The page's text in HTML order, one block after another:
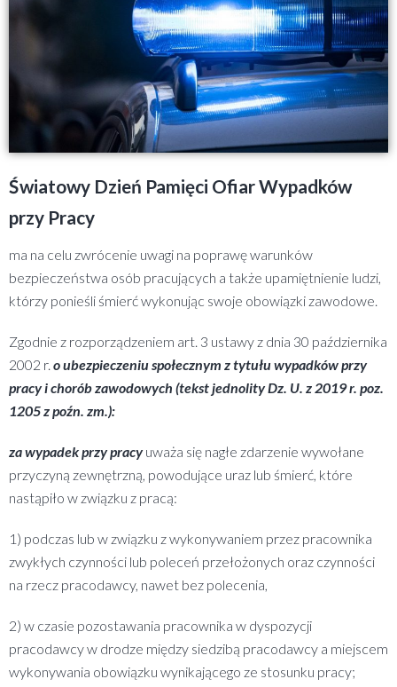
Światowy Dzień Pamięci Ofiar Wypadków
przy Pracy
ma na celu zwrócenie uwagi na poprawę warunków
bezpieczeństwa osób pracujących a także upamiętnienie ludzi,
którzy ponieśli śmierć wykonując swoje obowiązki zawodowe.
Zgodnie z rozporządzeniem art. 3 ustawy z dnia 30 października
2002 r. o ubezpieczeniu społecznym z tytułu wypadków przy
pracy i chorób zawodowych (tekst jednolity Dz. U. z 2019 r. poz.
1205 z poźn. zm.):
za wypadek przy pracyuważa się nagłe zdarzenie wywołane
przyczyną zewnętrzną, powodujące uraz lub śmierć, które
nastąpiło w związku z pracą:
1) podczas lub w związku z wykonywaniem przez pracownika
zwykłych czynności lub poleceń przełożonych oraz czynności
na rzecz pracodawcy, nawet bez polecenia,
2) w czasie pozostawania pracownika w dyspozycji
pracodawcy w drodze między siedzibą pracodawcy a miejscem
wykonywania obowiązku wynikającego ze stosunku pracy;